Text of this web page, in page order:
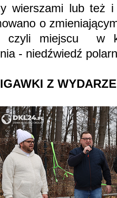
wierszami lub też
o
czyli miejscu w
- niedźwiedź
Z